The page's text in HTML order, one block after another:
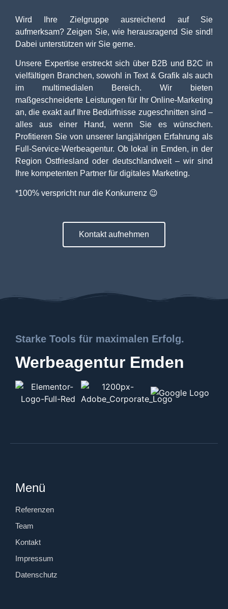
Wird Ihre Zielgruppe ausreichend auf Sie
aufmerksam? Zeigen Sie, wie herausragend Sie sind!
Dabei unterstützen wir Sie gerne.
Unsere Expertise erstreckt sich über B2B und B2C in
vielfältigen Branchen, sowohl in Text & Grafik als auch
im multimedialen Bereich. Wir bieten
maßgeschneiderte Leistungen für Ihr Online-Marketing
an, die exakt auf Ihre Bedürfnisse zugeschnitten sind –
alles aus einer Hand, wenn Sie es wünschen.
Profitieren Sie von unserer langjährigen Erfahrung als
Full-Service-Werbeagentur. Ob lokal in Emden, in der
Region Ostfriesland oder deutschlandweit – wir sind
Ihre kompetenten Partner für digitales Marketing.
*100% verspricht nur die Konkurrenz 😉
Kontakt aufnehmen
Starke Tools für maximalen Erfolg.
Werbeagentur Emden
Menü
Referenzen
Team
Kontakt
Impressum
Datenschutz